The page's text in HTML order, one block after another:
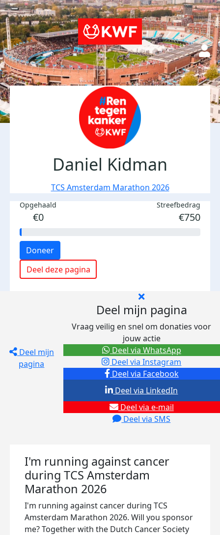
Daniel Kidman
TCS Amsterdam Marathon 2026
Opgehaald
€0
Streefbedrag
€750
Doneer
Deel deze pagina
Deel mijn
pagina
Deel mijn pagina
Vraag veilig en snel om donaties voor
jouw actie
Deel via Facebook
Deel via Instagram
Deel via e-mail
Deel via SMS
Deel via LinkedIn
Deel via WhatsApp
I'm running against cancer
during TCS Amsterdam
Marathon 2026
I'm running against cancer during TCS
Amsterdam Marathon 2026. Will you sponsor
me? Together with the Dutch Cancer Society